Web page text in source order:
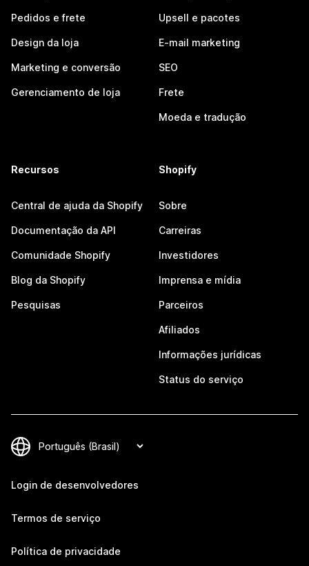
Pedidos e frete
Design da loja
Marketing e conversão
Gerenciamento de loja
Upsell e pacotes
E-mail marketing
SEO
Frete
Moeda e tradução
Recursos
Central de ajuda da Shopify
Documentação da API
Comunidade Shopify
Blog da Shopify
Pesquisas
Shopify
Sobre
Carreiras
Investidores
Imprensa e mídia
Parceiros
Afiliados
Informações jurídicas
Status do serviço
Login de desenvolvedores
Termos de serviço
Política de privacidade